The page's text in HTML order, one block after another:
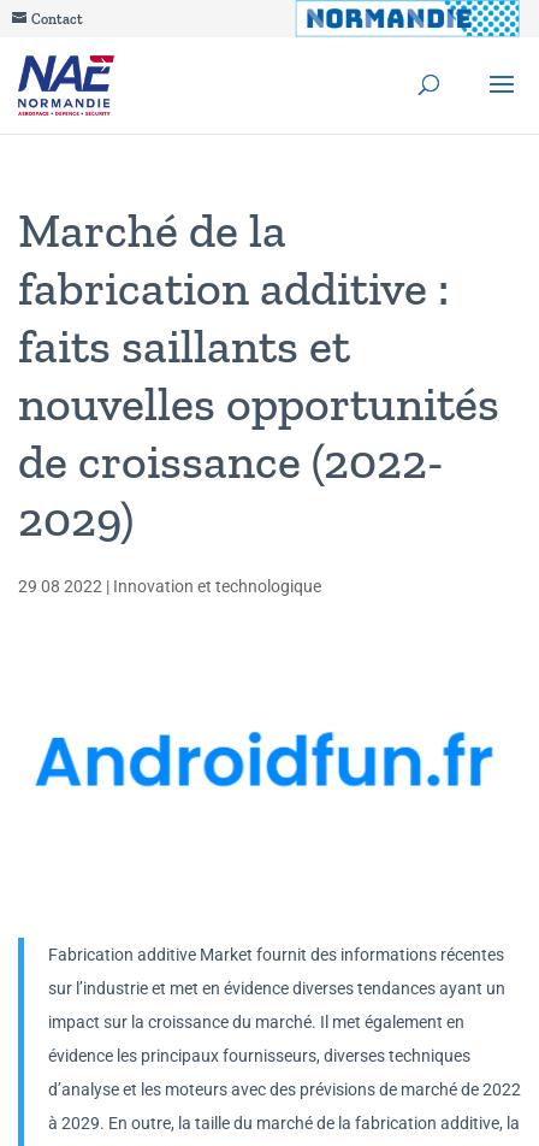
Contact
Marché de la
fabrication additive :
faits saillants et
nouvelles opportunités
de croissance (2022-
2029)
29 08 2022 | Innovation et technologique
Fabrication additive Market fournit des informations récentes
sur l’industrie et met en évidence diverses tendances ayant un
impact sur la croissance du marché. Il met également en
évidence les principaux fournisseurs, diverses techniques
d’analyse et les moteurs avec des prévisions de marché de 2022
à 2029. En outre, la taille du marché de la fabrication additive, la